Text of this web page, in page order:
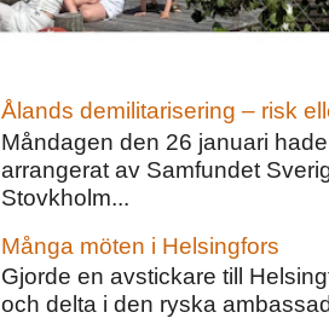
Ålands demilitarisering – risk
Måndagen den 26 januari
arrangerat av Samfundet
Stovkholm...
Många möten i Helsingfors
Gjorde en avstickare till
och delta i den ryska